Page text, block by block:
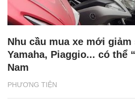
PHƯƠNG TIỆN
Nhu cầu mua xe mới giảm
Yamaha, Piaggio... có thể
Nam